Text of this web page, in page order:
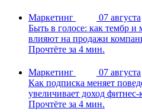
Маркетинг
07 августа
Быть в голосе: как тембр
влияют на продажи
Прочтёте за 4 мин.
Маркетинг
07 августа
Как подписка меняет
увеличивает доход фитнес-
Прочтёте за 4 мин.